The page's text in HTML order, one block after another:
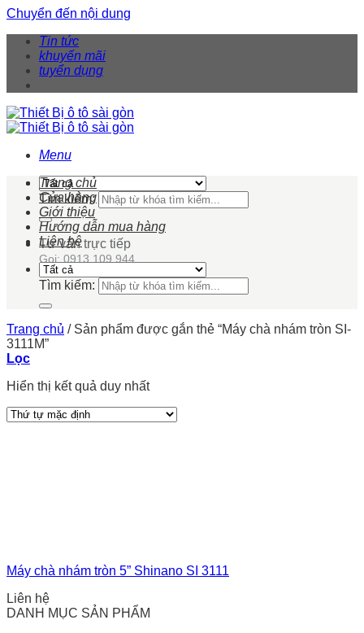
Chuyển đến nội dung
Tin tức
khuyến mãi
tuyển dụng
Menu
Tìm kiếm:
Tư vấn trực tiếp
Gọi: 0913 109 944
Trang chủ
Cửa hàng
Giới thiệu
Hướng dẫn mua hàng
Liên hệ
Tìm kiếm:
Trang chủ /Sản phẩm được gắn thẻ “Máy chà nhám tròn SI-
3111M”
Lọc
Hiển thị kết quả duy nhất
Máy chà nhám tròn 5” Shinano SI 3111
Liên hệ
DANH MỤC SẢN PHẨM